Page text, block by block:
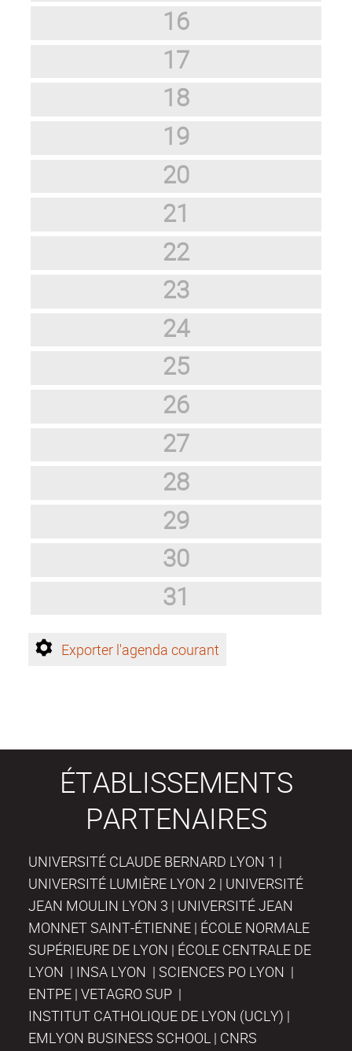
16
17
18
19
20
21
22
23
24
25
26
27
28
29
30
31
Exporter l'agenda courant
ÉTABLISSEMENTS
PARTENAIRES
UNIVERSITÉ CLAUDE BERNARD LYON 1 |
UNIVERSITÉ LUMIÈRE LYON 2 | UNIVERSITÉ
JEAN MOULIN LYON 3 | UNIVERSITÉ JEAN
MONNET SAINT-ÉTIENNE | ÉCOLE NORMALE
SUPÉRIEURE DE LYON | ÉCOLE CENTRALE DE
LYON | INSA LYON | SCIENCES PO LYON |
ENTPE | VETAGRO SUP |
INSTITUT CATHOLIQUE DE LYON (UCLY) |
EMLYON BUSINESS SCHOOL | CNRS